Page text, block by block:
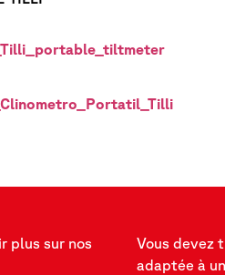
plus sur nos
Vous devez
adaptée à